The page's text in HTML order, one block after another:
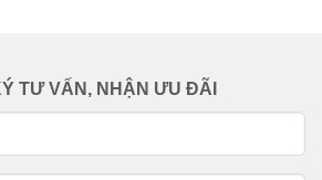
TƯ VẤN, NHẬN ƯU ĐÃI